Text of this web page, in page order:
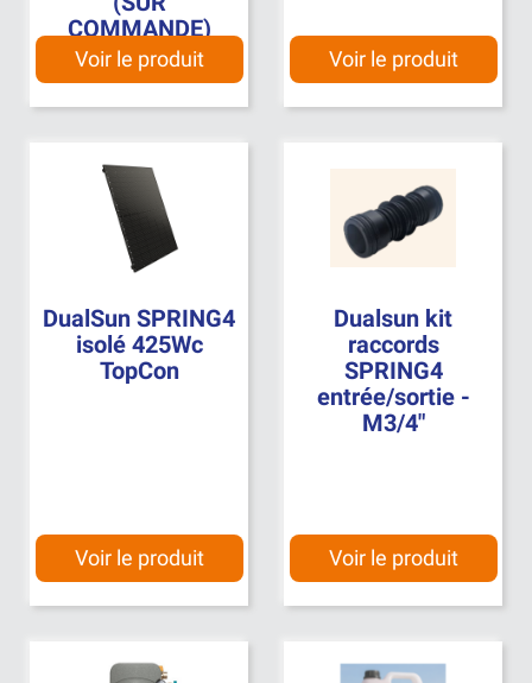
COMMANDE)
Voir le produit Voir le produit
DualSun SPRING4
isolé 425Wc
TopCon
Voir le produit
Dualsun kit
raccords
SPRING4
entrée/sortie -
M3/4"
Voir le produit